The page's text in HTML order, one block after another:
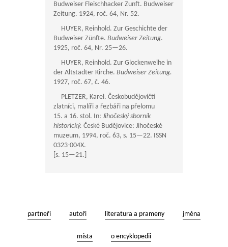
Budweiser Fleischhacker Zunft. Budweiser
Zeitung. 1924, roč. 64, Nr. 52.
HUYER, Reinhold. Zur Geschichte der
Budweiser Zünfte. Budweiser Zeitung.
1925, roč. 64, Nr. 25—26.
HUYER, Reinhold. Zur Glockenweihe in
der Altstädter Kirche. Budweiser Zeitung.
1927, roč. 67, č. 46.
PLETZER, Karel. Českobudějovičtí
zlatníci, malíři a řezbáři na přelomu
15. a 16. stol. In: Jihočeský sborník
historický. České Budějovice: Jihočeské
muzeum, 1994, roč. 63, s. 15—22. ISSN
0323-004X.
[s. 15—21.]
partneři autoři literatura a prameny jména
místa o encyklopedii